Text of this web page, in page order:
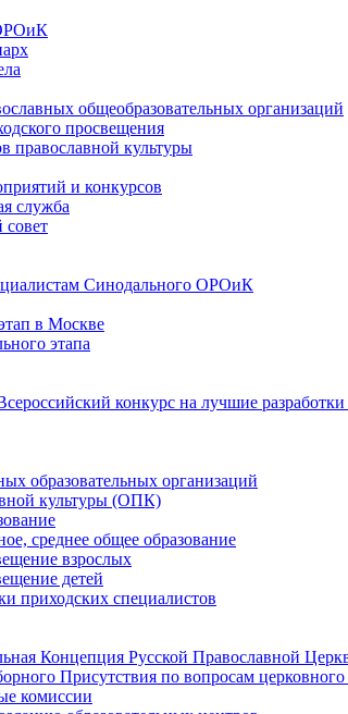
общеобразовательных организаций
просвещения
православной культуры
и конкурсов
служба
Синодального ОРОиК
в Москве
этапа
конкурс на лучшие
образовательных организаций
культуры (ОПК)
среднее общее образование
взрослых
детей
приходских специалистов
Концепция Русской Православной
Присутствия по вопросам
комиссии